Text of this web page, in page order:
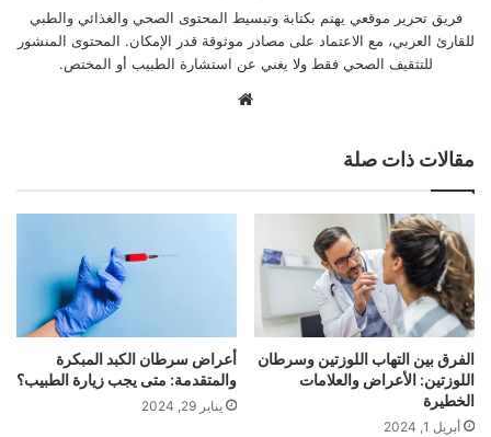
فريق تحرير موقعي يهتم بكتابة وتبسيط المحتوى الصحي والغذائي والطبي
للقارئ العربي، مع الاعتماد على مصادر موثوقة قدر الإمكان. المحتوى المنشور
للتثقيف الصحي فقط ولا يغني عن استشارة الطبيب أو المختص.
مقالات ذات صلة
الفرق بين التهاب اللوزتين وسرطان
اللوزتين: الأعراض والعلامات
الخطيرة
أبريل 1, 2024
أعراض سرطان الكبد المبكرة
والمتقدمة: متى يجب زيارة الطبيب؟
يناير 29, 2024